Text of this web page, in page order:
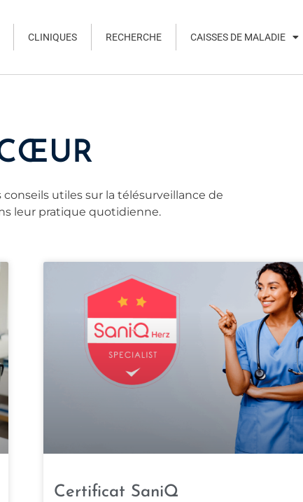
CLINIQUES RECHERCHE CAISSES DE MALADIE
utiles sur la télésurveillance de
leur pratique quotidienne.
Certificat SaniQ